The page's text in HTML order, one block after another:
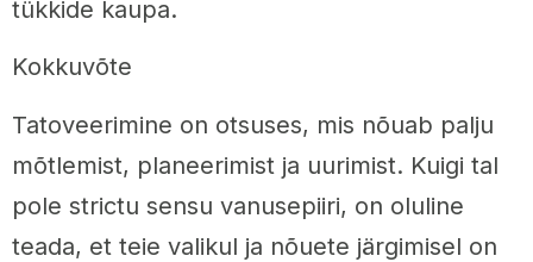
tükkide kaupa.
Kokkuvõte
Tatoveerimine on otsuses, mis nõuab palju
mõtlemist, planeerimist ja uurimist. Kuigi tal
pole strictu sensu vanusepiiri, on oluline
teada, et teie valikul ja nõuete järgimisel on